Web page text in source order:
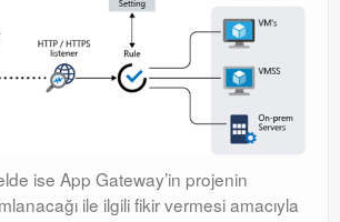
ise App Gateway’in projenin
ile ilgili fikir vermesi amacıyla